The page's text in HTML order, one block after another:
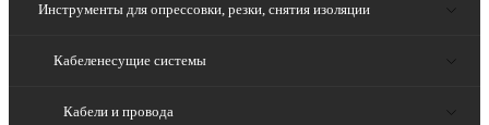
Инструменты для опрессовки, резки, снятия изоляции
Кабеленесущие системы
Кабели и провода